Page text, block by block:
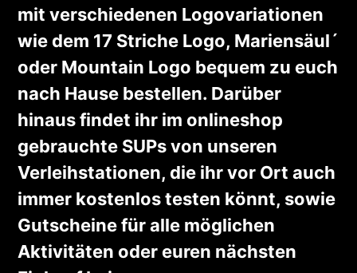
mit verschiedenen Logovariationen
wie dem 17 Striche Logo, Mariensäul´
oder Mountain Logo bequem zu euch
nach Hause bestellen. Darüber
hinaus findet ihr im onlineshop
gebrauchte SUPs von unseren
Verleihstationen, die ihr vor Ort auch
immer kostenlos testen könnt, sowie
Gutscheine für alle möglichen
Aktivitäten oder euren nächsten